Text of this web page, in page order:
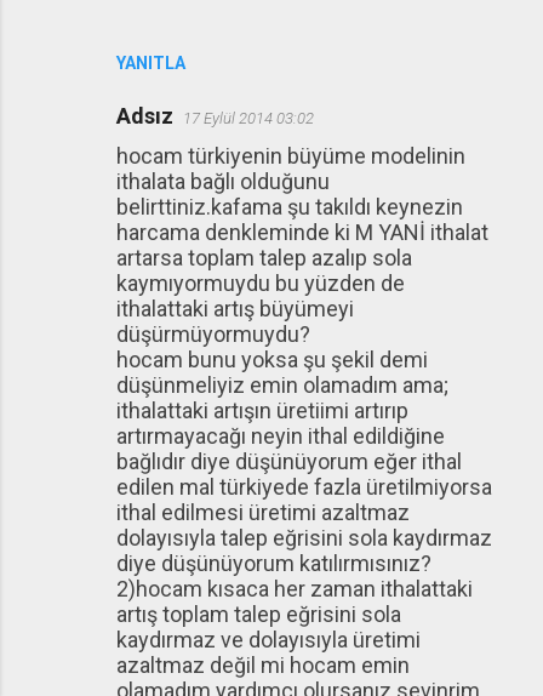
YANITLA
Adsız 17 Eylül 2014 03:02
hocam türkiyenin büyüme modelinin
ithalata bağlı olduğunu
belirttiniz.kafama şu takıldı keynezin
harcama denkleminde ki M YANİ ithalat
artarsa toplam talep azalıp sola
kaymıyormuydu bu yüzden de
ithalattaki artış büyümeyi
düşürmüyormuydu?
hocam bunu yoksa şu şekil demi
düşünmeliyiz emin olamadım ama;
ithalattaki artışın üretiimi artırıp
artırmayacağı neyin ithal edildiğine
bağlıdır diye düşünüyorum eğer ithal
edilen mal türkiyede fazla üretilmiyorsa
ithal edilmesi üretimi azaltmaz
dolayısıyla talep eğrisini sola kaydırmaz
diye düşünüyorum katılırmısınız?
2)hocam kısaca her zaman ithalattaki
artış toplam talep eğrisini sola
kaydırmaz ve dolayısıyla üretimi
azaltmaz değil mi hocam emin
olamadım yardımcı olursanız sevinrim